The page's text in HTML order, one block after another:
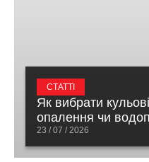
СТАТТІ
Як вибрати
опалення чи
23 / 07 / 2026